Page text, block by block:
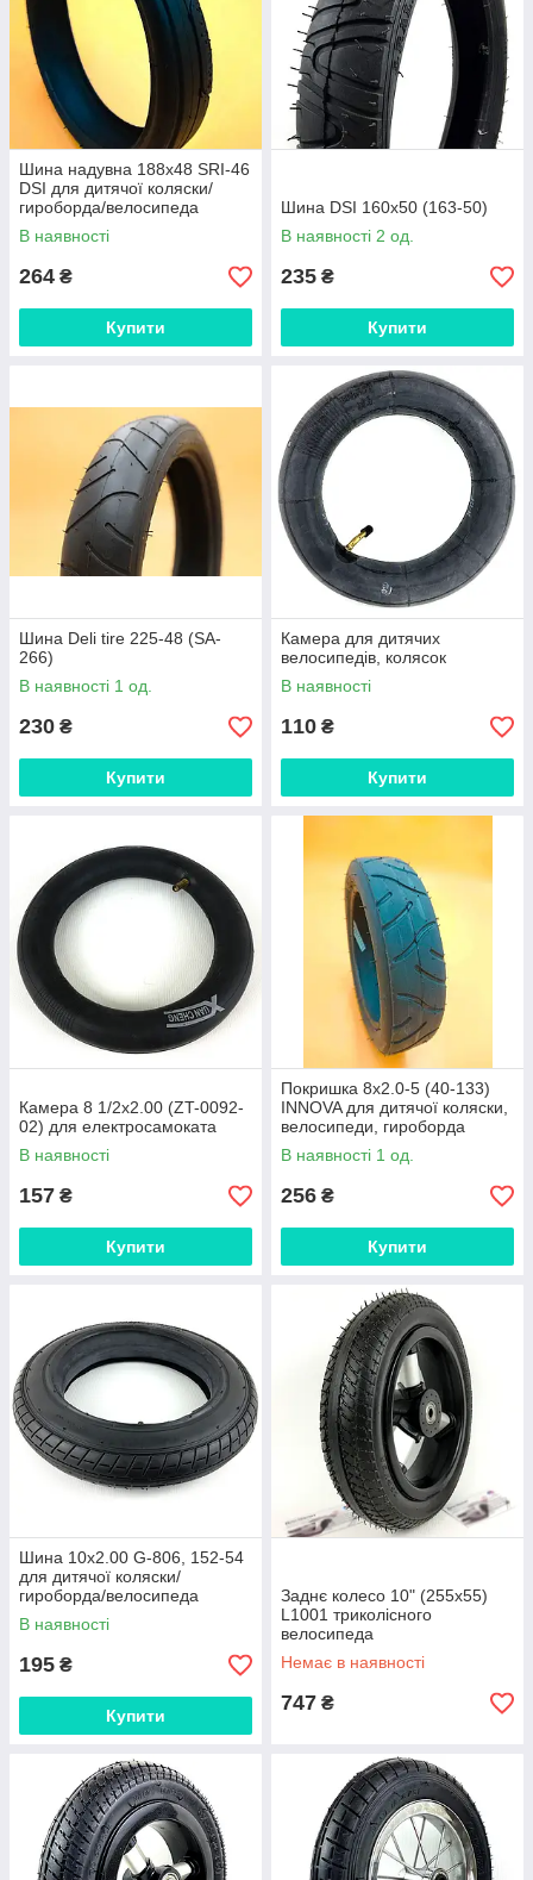
Шина надувна 188x48 SRI-46
DSI для дитячої коляски/
гироборда/велосипеда
В наявності
264 ₴
Купити
Шина DSI 160x50 (163-50)
В наявності 2 од.
235 ₴
Купити
Шина Deli tire 225-48 (SA-
266)
В наявності 1 од.
230 ₴
Купити
Камера для дитячих
велосипедів, колясок
В наявності
110 ₴
Купити
Камера 8 1/2x2.00 (ZT-0092-
02) для електросамоката
В наявності
157 ₴
Купити
Покришка 8х2.0-5 (40-133)
INNOVA для дитячої коляски,
велосипеди, гироборда
В наявності 1 од.
256 ₴
Купити
Шина 10x2.00 G-806, 152-54
для дитячої коляски/
гироборда/велосипеда
В наявності
195 ₴
Купити
Заднє колесо 10" (255x55)
L1001 триколісного
велосипеда
Немає в наявності
747 ₴